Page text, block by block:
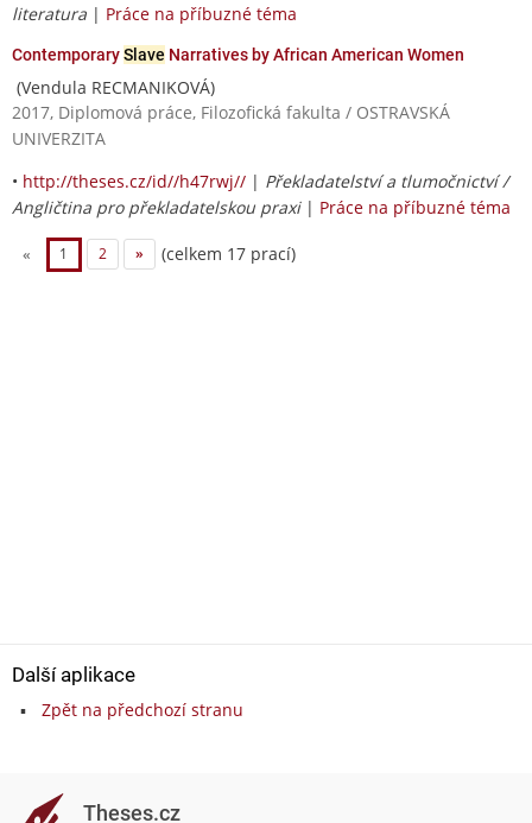
literatura | Práce na příbuzné téma
ContemporarySlave Narratives by African American Women
(Vendula RECMANIKOVÁ)
2017, Diplomová práce, Filozofická fakulta / OSTRAVSKÁ
UNIVERZITA
• http://theses.cz/id//h47rwj// | Překladatelství a tlumočnictví /
Angličtina pro překladatelskou praxi| Práce na příbuzné téma
« 1 2 » (celkem 17 prací)
Další aplikace
Zpět na předchozí stranu
Theses.cz